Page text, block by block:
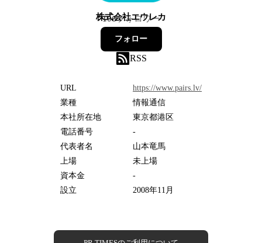
株式会社エウレカ
106フォロワー
フォロー
RSS
URL
https://www.pairs.lv/
業種
情報通信
本社所在地
東京都港区
電話番号
-
代表者名
山本竜馬
上場
未上場
資本金
-
設立
2008年11月